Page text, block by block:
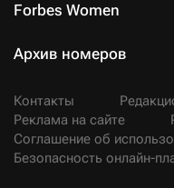
Forbes Women
Архив номеров
Контакты
Реклама на сайте
Соглашение об
Безопасность онлайн-